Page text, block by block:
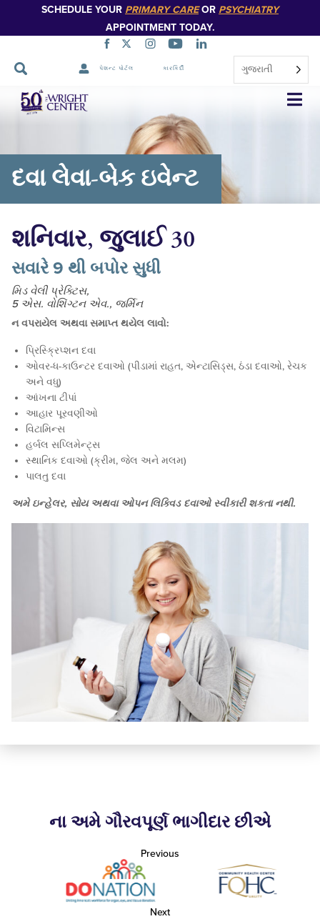
SCHEDULE YOUR PRIMARY CAREOR PSYCHIATRY
APPOINTMENT TODAY.
પેશન્ટ પોર્ટલ કારકિર્દી ગુજરાતી
નેવિગેશન
છોડો
દવા લેવા-બેક ઇવેન્ટ
શનિવાર, જુલાઈ 30
સવારે 9 થી બપોર સુધી
મિડ વેલી પ્રેક્ટિસ,
5 એસ. વોશિંગ્ટન એવ., જર્મિન
ન વપરાયેલ અથવા સમાપ્ત થયેલ લાવો:
પ્રિસ્ક્રિપ્શન દવા
ઓવર-ધ-કાઉન્ટર દવાઓ (પીડામાં રાહત, એન્ટાસિડ્સ, ઠંડા દવાઓ, રેચક
અને વધુ)
આંખના ટીપાં
આહાર પૂરવણીઓ
વિટામિન્સ
હર્બલ સપ્લિમેન્ટ્સ
સ્થાનિક દવાઓ (ક્રીમ, જેલ અને મલમ)
પાલતુ દવા
અમે ઇન્હેલર, સોય અથવા ઓપન લિક્વિડ દવાઓ સ્વીકારી શકતા નથી.
ના અમે ગૌરવપૂર્ણ ભાગીદાર છીએ
Previous
Next